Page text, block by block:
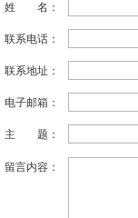
姓 名：
联系电话：
联系地址：
电子邮箱：
主 题：
留言内容：